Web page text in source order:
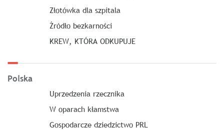
Złotówka dla szpitala
Źródło bezkarności
KREW, KTÓRA ODKUPUJE
Polska
Uprzedzenia rzecznika
W oparach kłamstwa
Gospodarcze dziedzictwo PRL